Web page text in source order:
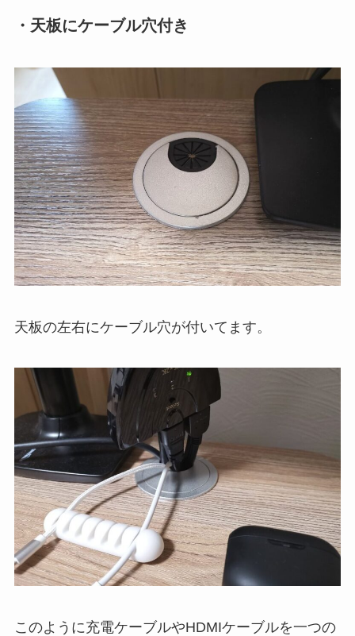
・天板にケーブル穴付き
天板の左右にケーブル穴が付いてます。
このように充電ケーブルやHDMIケーブルを一つの